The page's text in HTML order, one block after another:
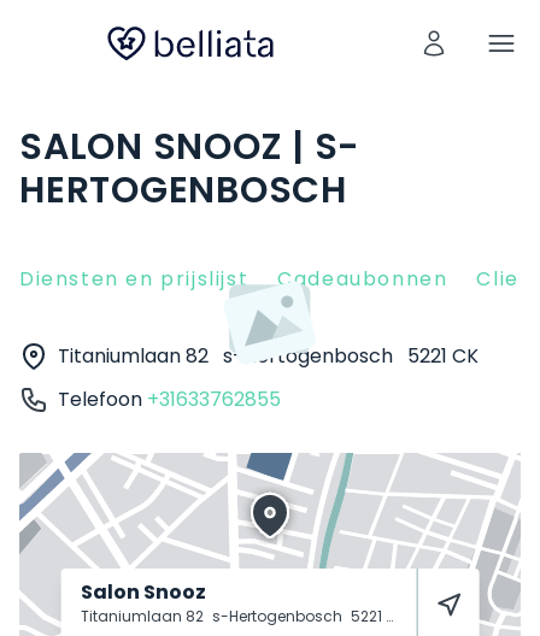
SALON SNOOZ | S-
HERTOGENBOSCH
Diensten en prijslijst Cadeaubonnen
Titaniumlaan 82 s-Hertogenbosch 5221 CK
Telefoon +31633762855
Salon Snooz
Titaniumlaan 82 s-Hertogenbosch 5221 CK